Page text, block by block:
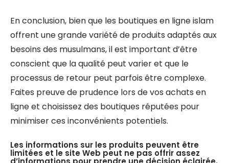
En conclusion, bien que les boutiques en ligne islam
offrent une grande variété de produits adaptés aux
besoins des musulmans, il est important d’être
conscient que la qualité peut varier et que le
processus de retour peut parfois être complexe.
Faites preuve de prudence lors de vos achats en
ligne et choisissez des boutiques réputées pour
minimiser ces inconvénients potentiels.
Les informations sur les produits peuvent être
limitées et le site Web peut ne pas offrir assez